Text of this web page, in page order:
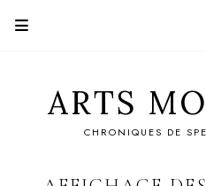
ARTS
CHRONIQUES DE